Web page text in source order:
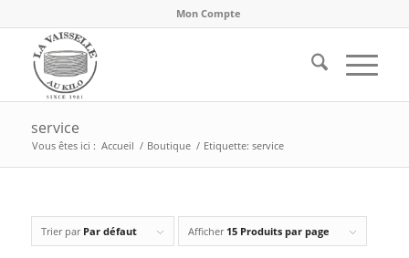
Mon Compte
service
Vous êtes ici : Accueil / Boutique / Etiquette: service
Trier par Par défaut Afficher 15 Produits par page